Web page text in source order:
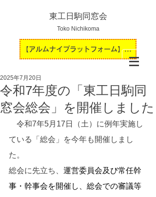
東工日駒同窓会
Toko Nichikoma
【アルムナイプラットフォーム】運用開始のお知らせ
令和7年度の「東工日駒同
窓会総会」を開催しました
2025年7月20日
令和7年5月17日（土）に例年実施し
ている「総会」を今年も開催しまし
た。
総会に先立ち、 運営委員会及び常任幹
事・幹事会を開催し、総会での審議等